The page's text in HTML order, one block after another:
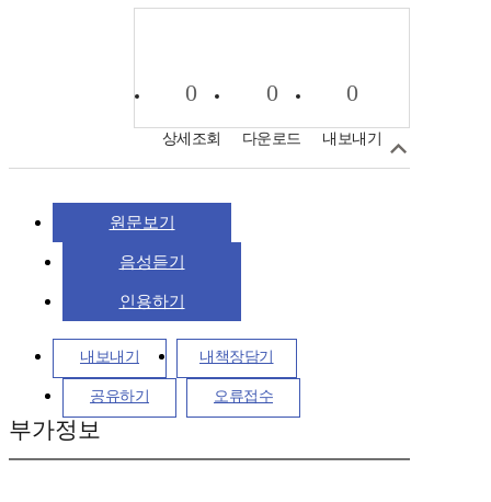
0
상세조회
0
다운로드
0
내보내기
원문보기
음성듣기
인용하기
내보내기 내책장담기
공유하기 오류접수
부가정보